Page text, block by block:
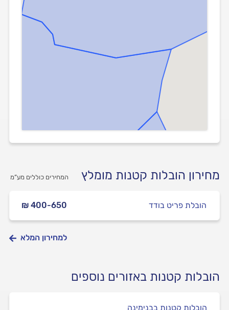
מחירון הובלות קטנות מומלץ המחירים כוללים מע”מ
₪ 400-650 הובלת פריט בודד
למחירון המלא
הובלות קטנות באזורים נוספים
הובלות קטנות בבנימינה